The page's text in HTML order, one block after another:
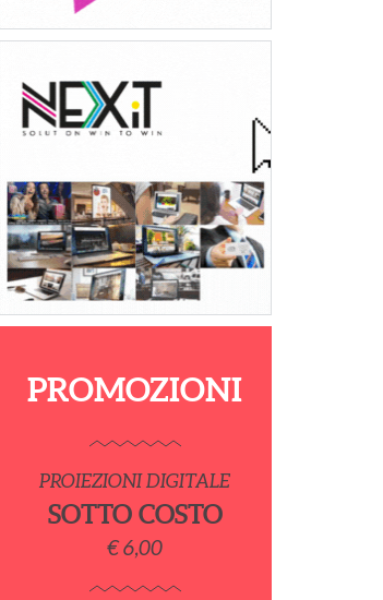
PROMOZIONI
PROIEZIONI DIGITALE
SOTTO COSTO
€ 6,00